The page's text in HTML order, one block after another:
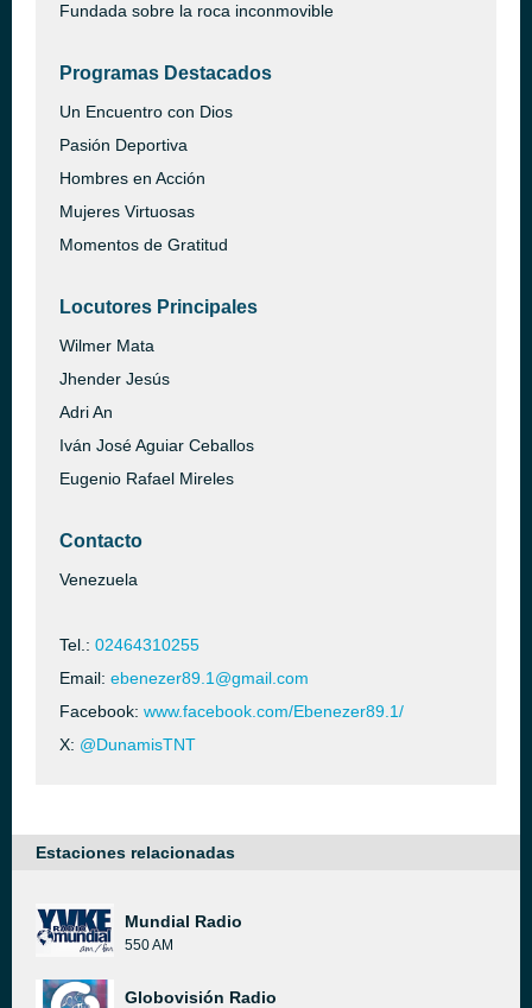
Fundada sobre la roca inconmovible
Programas Destacados
Un Encuentro con Dios
Pasión Deportiva
Hombres en Acción
Mujeres Virtuosas
Momentos de Gratitud
Locutores Principales
Wilmer Mata
Jhender Jesús
Adri An
Iván José Aguiar Ceballos
Eugenio Rafael Mireles
Contacto
Venezuela
Tel.: 02464310255
Email: ebenezer89.1@gmail.com
Facebook: www.facebook.com/Ebenezer89.1/
X: @DunamisTNT
Estaciones relacionadas
Mundial Radio
550 AM
Globovisión Radio